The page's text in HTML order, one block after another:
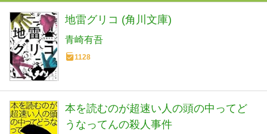
地雷グリコ (角川文庫)
青崎有吾
1128
本を読むのが超速い人の頭の中ってど
うなってんの殺人事件